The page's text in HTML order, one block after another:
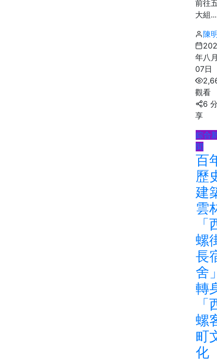
前往
大組...
陳
年八
07日
觀看
6
享
綜合
聞
百
歷
建
雲
「
螺
長
舍
轉
「
螺
町
化